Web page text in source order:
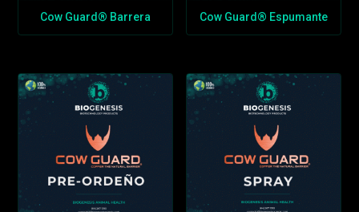
Cow Guard® Barrera Cow Guard® Espumante